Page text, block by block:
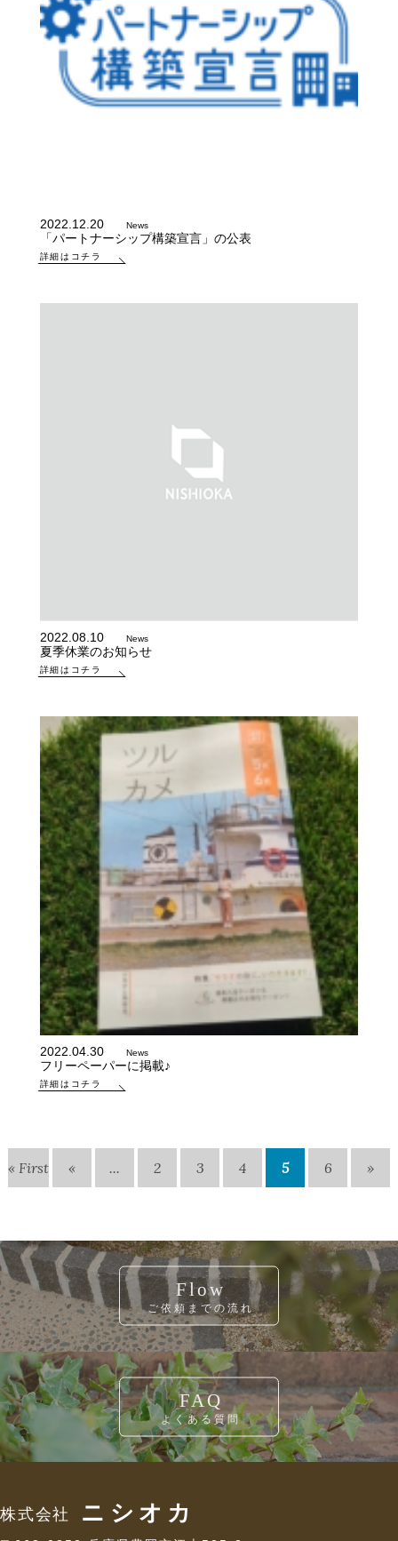
2022.12.20 News
「パートナーシップ構築宣言」の公表
詳細はコチラ
2022.08.10 News
夏季休業のお知らせ
詳細はコチラ
2022.04.30 News
フリーペーパーに掲載♪
詳細はコチラ
« First « ... 2 3 4 5 6 »
Flow
ご依頼までの流れ
FAQ
よくある質問
株式会社 ニシオカ